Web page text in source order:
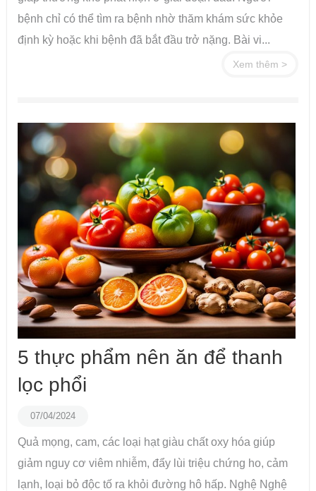
bệnh chỉ có thể tìm ra bệnh nhờ thăm khám sức khỏe
định kỳ hoặc khi bệnh đã bắt đầu trở nặng. Bài vi...
Xem thêm >
5 thực phẩm nên ăn để thanh
lọc phổi
07/04/2024
Quả mọng, cam, các loại hạt giàu chất oxy hóa giúp
giảm nguy cơ viêm nhiễm, đẩy lùi triệu chứng ho, cảm
lạnh, loại bỏ độc tố ra khỏi đường hô hấp. Nghệ Nghệ